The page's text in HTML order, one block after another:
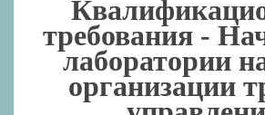
требования -
лаборатории
организации